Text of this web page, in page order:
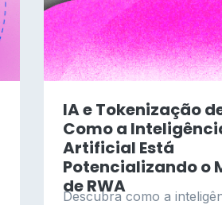
IA e Tokenização
Como a
Artificial Está
Potencializando o
de RWA
Descubra como a